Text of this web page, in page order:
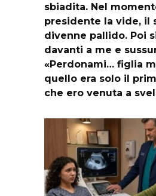
sbiadita. Nel
presidente la vide, il
divenne pallido. Poi
davanti a me e
«Perdonami… figlia
quello era solo il
che ero venuta a